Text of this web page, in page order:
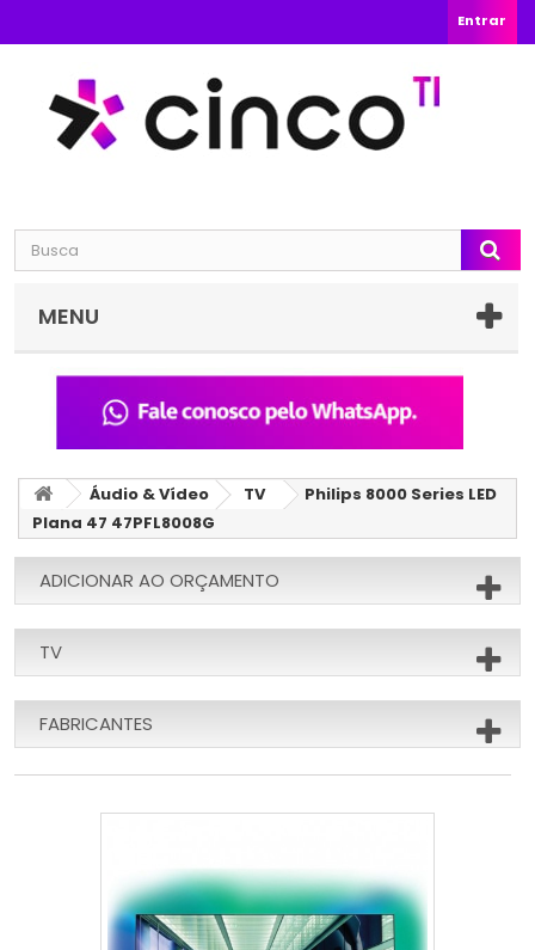
Entrar
MENU
Áudio & Vídeo TV
Philips 8000 Series LED
Plana 47 47PFL8008G
ADICIONAR AO ORÇAMENTO
TV
FABRICANTES